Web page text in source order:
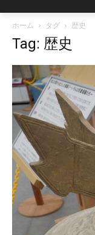
ホーム タグ 歴史
Tag: 歴史